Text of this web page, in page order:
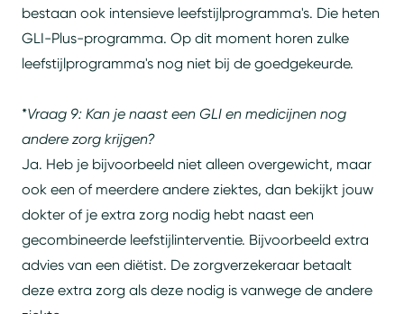
bestaan ook intensieve leefstijlprogramma's. Die heten
GLI-Plus-programma. Op dit moment horen zulke
leefstijlprogramma's nog niet bij de goedgekeurde.
*Vraag 9: Kan je naast een GLI en medicijnen nog
andere zorg krijgen?
Ja. Heb je bijvoorbeeld niet alleen overgewicht, maar
ook een of meerdere andere ziektes, dan bekijkt jouw
dokter of je extra zorg nodig hebt naast een
gecombineerde leefstijlinterventie. Bijvoorbeeld extra
advies van een diëtist. De zorgverzekeraar betaalt
deze extra zorg als deze nodig is vanwege de andere